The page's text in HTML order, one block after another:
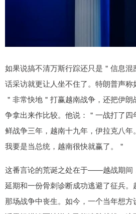
如果说搞不清万斯行踪还只是＂信息
话采访就更让人坐不住了。特朗普声
＂非常快地＂打赢越南战争，还把伊
争拿出来作比较。他说：＂一战打了
鲜战争三年，越南十九年，伊拉克八年
我要是当总统，越南很快就赢了。＂
这番言论的荒诞之处在于——越战期间
延期和一份骨刺诊断成功逃避了征兵。
那场战争中丧生。如今，一个当年想